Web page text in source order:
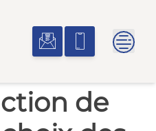
de